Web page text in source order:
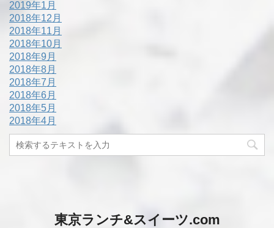
2019年1月
2018年12月
2018年11月
2018年10月
2018年9月
2018年8月
2018年7月
2018年6月
2018年5月
2018年4月
東京ランチ&スイーツ.com